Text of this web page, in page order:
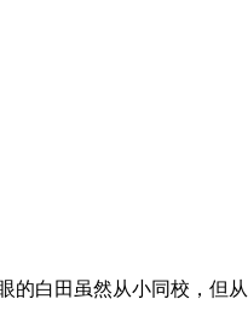
的白田虽然从小同校，但